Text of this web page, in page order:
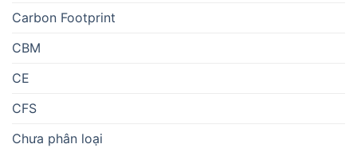
Carbon Footprint
CBM
CE
CFS
Chưa phân loại